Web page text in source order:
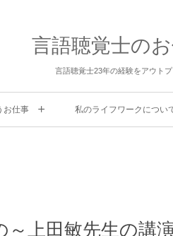
言語聴覚士の
言語聴覚士23年の経験をアウトプ
お仕事 私のライフワークについ
上田敏先生の講